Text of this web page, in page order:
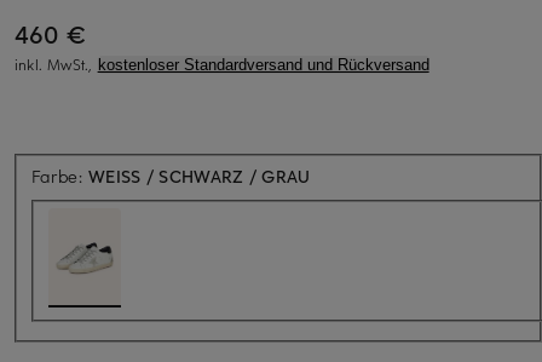
460 €
inkl. MwSt., kostenloser Standardversand und Rückversand
Farbe:WEISS / SCHWARZ / GRAU